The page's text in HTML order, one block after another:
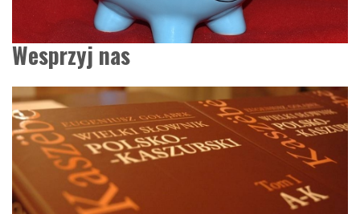
Wesprzyj nas